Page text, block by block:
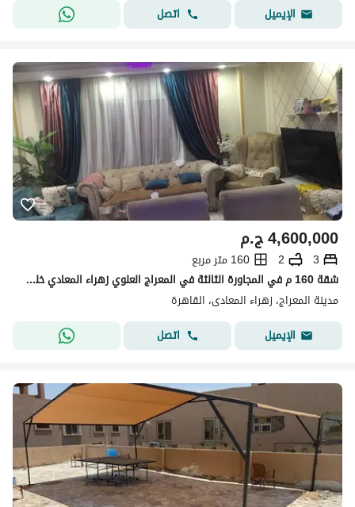
الإيميل
اتصل
ج.م4,600,000
3
2
160 متر مربع
شقة 160 م في المجاورة الثالثة في المعراج العلوي زهراء المعادي خلف بنزينة امارات مصر
مدينة المعراج، زهراء المعادى، القاهرة
الإيميل
اتصل